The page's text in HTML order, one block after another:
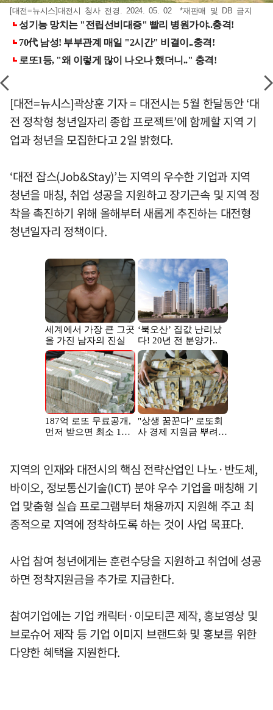
[대전=뉴시스]대전시 청사 전경. 2024. 05. 02 *재판매 및 DB 금지
[대전=뉴시스]곽상훈 기자 = 대전시는 5월 한달동안 ‘대
전 정착형 청년일자리 종합 프로젝트’에 함께할 지역 기
업과 청년을 모집한다고 2일 밝혔다.
‘대전 잡스(Job&Stay)’는 지역의 우수한 기업과 지역
청년을 매칭, 취업 성공을 지원하고 장기근속 및 지역 정
착을 촉진하기 위해 올해부터 새롭게 추진하는 대전형
청년일자리 정책이다.
지역의 인재와 대전시의 핵심 전략산업인 나노·반도체,
바이오, 정보통신기술(ICT) 분야 우수 기업을 매칭해 기
업 맞춤형 실습 프로그램부터 채용까지 지원해 주고 최
종적으로 지역에 정착하도록 하는 것이 사업 목표다.
사업 참여 청년에게는 훈련수당을 지원하고 취업에 성공
하면 정착지원금을 추가로 지급한다.
참여기업에는 기업 캐릭터·이모티콘 제작, 홍보영상 및
브로슈어 제작 등 기업 이미지 브랜드화 및 홍보를 위한
다양한 혜택을 지원한다.